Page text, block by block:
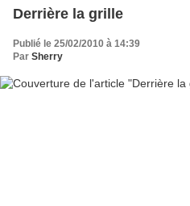
Derrière la grille
Publié le 25/02/2010 à 14:39
Par Sherry